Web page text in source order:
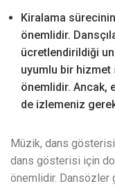
Kiralama
önemlidir.
ücretlendirildiği
uyumlu bir
önemlidir. Ancak,
de izlemeniz
Müzik, dans
dans gösterisi için
önemlidir. Dansözler